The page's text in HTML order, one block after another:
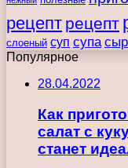
рецепт рецепт
слоеный суп супа
Популярное
28.04.2022
Как
салат с
станет